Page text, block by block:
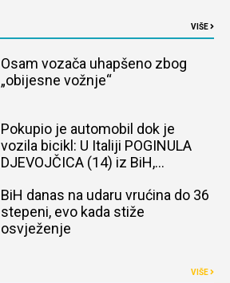
VIŠE
Osam vozača uhapšeno zbog
„obijesne vožnje“
Pokupio je automobil dok je
vozila bicikl: U Italiji POGINULA
DJEVOJČICA (14) iz BiH,
BiH danas na udaru vrućina do 36
stepeni, evo kada stiže
osvježenje
VIŠE